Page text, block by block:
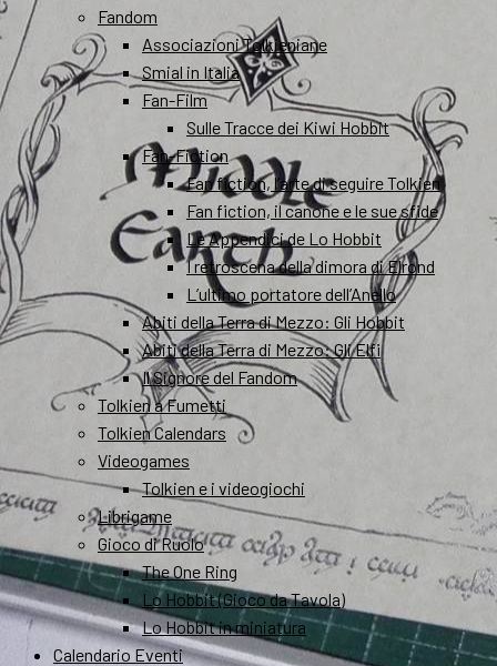
Fandom
Associazioni Tolkieniane
Smial in Italia
Fan-Film
Sulle Tracce dei Kiwi Hobbit
Fan-Fiction
Fan fiction, l’arte di seguire Tolkien
Fan fiction, il canone e le sue sfide
Le Appendici de Lo Hobbit
I retroscena della dimora di Elrond
L’ultimo portatore dell’Anello
Abiti della Terra di Mezzo: Gli Hobbit
Abiti della Terra di Mezzo: Gli Elfi
Il Signore del Fandom
Tolkien a Fumetti
Tolkien Calendars
Videogames
Tolkien e i videogiochi
Librigame
Gioco di Ruolo
The One Ring
Lo Hobbit (Gioco da Tavola)
Lo Hobbit in miniatura
Calendario Eventi